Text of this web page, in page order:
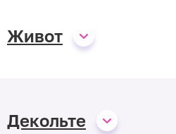
Живот
Декольте